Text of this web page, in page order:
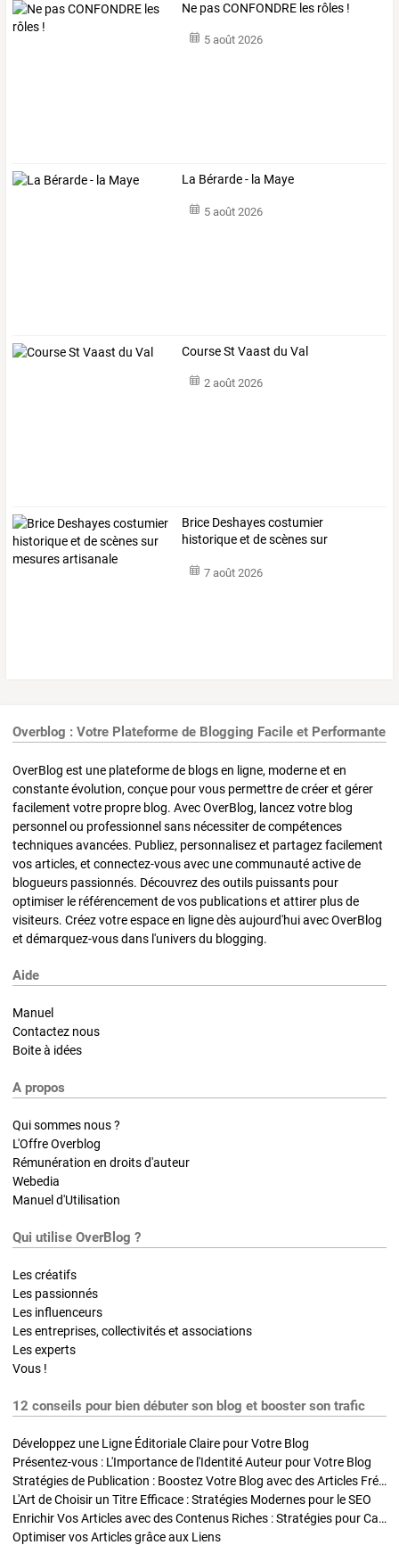
Ne pas CONFONDRE les rôles !
5 août 2026
La Bérarde - la Maye
5 août 2026
Course St Vaast du Val
2 août 2026
Brice Deshayes costumier
historique et de scènes sur
7 août 2026
Overblog : Votre Plateforme de Blogging Facile et Performante
OverBlog est une plateforme de blogs en ligne, moderne et en
constante évolution, conçue pour vous permettre de créer et gérer
facilement votre propre blog. Avec OverBlog, lancez votre blog
personnel ou professionnel sans nécessiter de compétences
techniques avancées. Publiez, personnalisez et partagez facilement
vos articles, et connectez-vous avec une communauté active de
blogueurs passionnés. Découvrez des outils puissants pour
optimiser le référencement de vos publications et attirer plus de
visiteurs. Créez votre espace en ligne dès aujourd'hui avec OverBlog
et démarquez-vous dans l'univers du blogging.
Aide
Manuel
Contactez nous
Boite à idées
A propos
Qui sommes nous ?
L'Offre Overblog
Rémunération en droits d'auteur
Webedia
Manuel d'Utilisation
Qui utilise OverBlog ?
Les créatifs
Les passionnés
Les influenceurs
Les entreprises, collectivités et associations
Les experts
Vous !
12 conseils pour bien débuter son blog et booster son trafic
Développez une Ligne Éditoriale Claire pour Votre Blog
Présentez-vous : L'Importance de l'Identité Auteur pour Votre Blog
Stratégies de Publication : Boostez Votre Blog avec des Articles Fréquents et Exclusifs
L'Art de Choisir un Titre Efficace : Stratégies Modernes pour le SEO
Enrichir Vos Articles avec des Contenus Riches : Stratégies pour Captiver et Optimiser
Optimiser vos Articles grâce aux Liens